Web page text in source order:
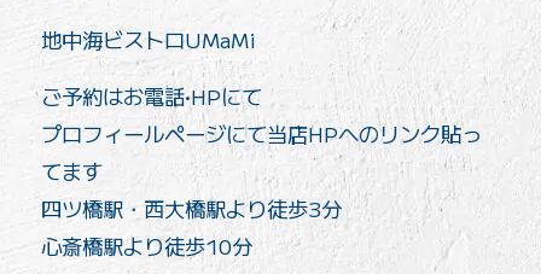
地中海ビストロUMaMi
ご予約はお電話•HPにて
プロフィールページにて当店HPへのリンク貼っ
てます
四ツ橋駅・西大橋駅より徒歩3分
心斎橋駅より徒歩10分